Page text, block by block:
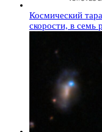
Космический
скорости, в семь